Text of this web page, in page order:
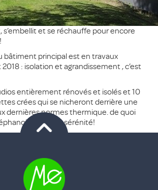
s’embellit et se réchauffe pour encore
bâtiment principal est en travaux
2018 : isolation et agrandissement , c’est
entièrement rénovés et isolés et 10
crées qui se nicheront derrière une
dernières normes thermique. de quoi
en toute sérénité!